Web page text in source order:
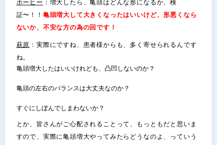
ホーヒー ：増大したら、亀頭はどんな形になるか、検
証〜！！ 亀頭増大して大きくなったはいいけど、形悪くなら
ないか、不安な方の為の回です！
萩原 ：実際にですね、患者様からも、多く寄せられるんです
ね。
亀頭増大したはいいけれども、凸凹しないのか？
亀頭の左右のバランスは大丈夫なのか？
すぐにしぼんでしまわないか？
とか、皆さんがご心配されることって、もっともだと思いま
すので、実際に亀頭増大やってみたらどうなのよ、っていう